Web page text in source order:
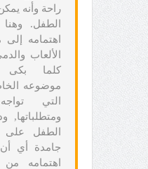
راحة وأنه
الطفل.
اهتمامه
الألعاب
كلما بكى
موضوعه
التي
الطفل على
جامدة أي
اهتمامه من